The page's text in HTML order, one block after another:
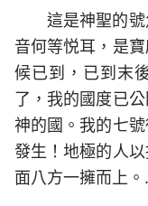
這是神聖的
音何等悦耳，是
候已到，已到末
了，我的國度已
神的國。我的七
發生！地極的人
面八方一擁而上